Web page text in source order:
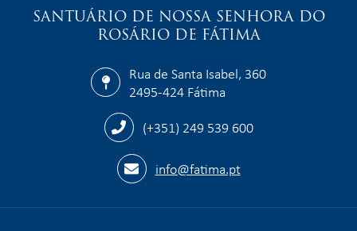
SANTUÁRIO DE NOSSA SENHORA DO
ROSÁRIO DE FÁTIMA
Rua de Santa Isabel, 360
2495-424 Fátima
(+351) 249 539 600
info@fatima.pt